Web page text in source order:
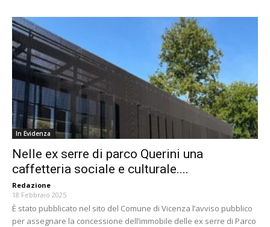
In Evidenza
Nelle ex serre di parco Querini una
caffetteria sociale e culturale....
Redazione -
18 Febbraio 2025
È stato pubblicato nel sito del Comune di Vicenza l’avviso pubblico
per assegnare la concessione dell’immobile delle ex serre di Parco